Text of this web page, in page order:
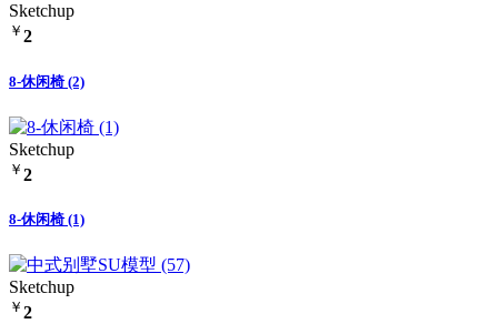
Sketchup
￥ 2
8-休闲椅 (2)
Sketchup
￥ 2
8-休闲椅 (1)
Sketchup
￥ 2